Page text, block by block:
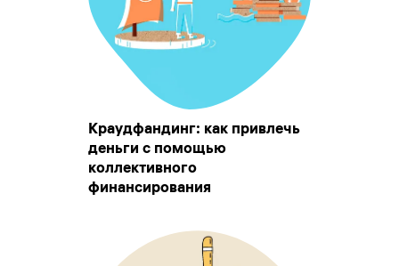
Краудфандинг: как привлечь
деньги с помощью
коллективного
финансирования